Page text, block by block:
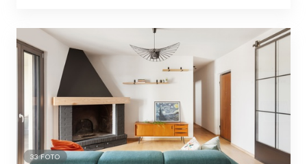
33FOTO